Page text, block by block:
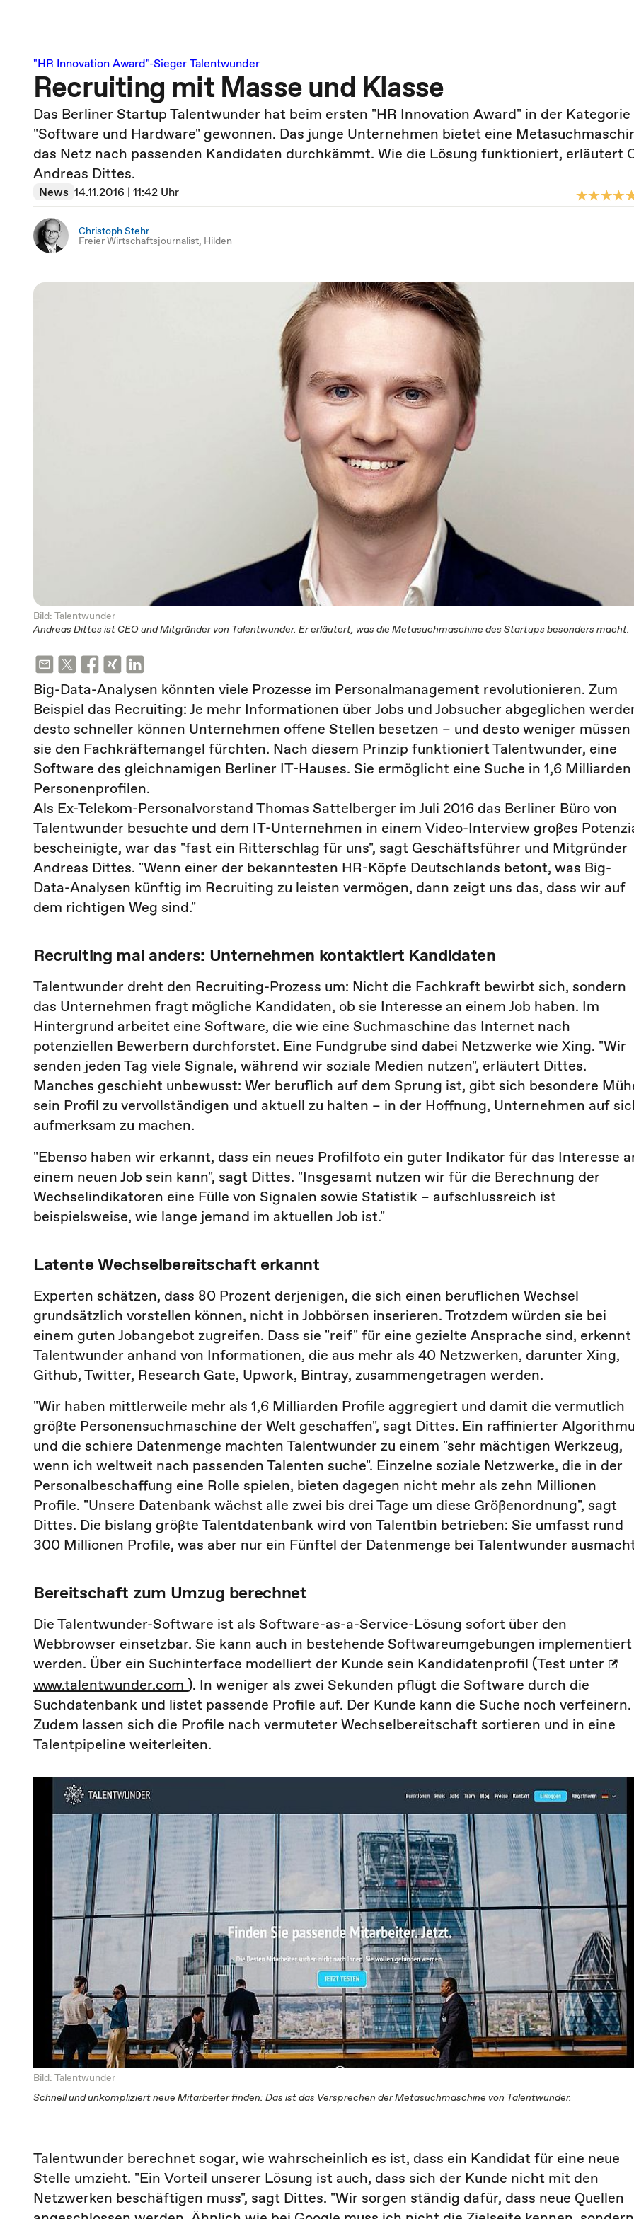
"HR Innovation Award"-Sieger Talentwunder
Recruiting mit Masse und Klasse
Das Berliner Startup Talentwunder hat beim ersten "HR Innovation Award" in der Kategorie
"Software und Hardware" gewonnen. Das junge Unternehmen bietet eine
das Netz nach passenden Kandidaten durchkämmt. Wie die Lösung funktioniert, erläutert
Andreas Dittes.
News 14.11.2016 | 11:42 Uhr
Christoph Stehr
Freier Wirtschaftsjournalist, Hilden
Bild: Talentwunder
Andreas Dittes ist CEO und Mitgründer von Talentwunder. Er erläutert, was die Metasuchmaschine des Startups besonders macht.
Big-Data-Analysen könnten viele Prozesse im Personalmanagement revolutionieren. Zum
Beispiel das Recruiting: Je mehr Informationen über Jobs und Jobsucher abgeglichen
desto schneller können Unternehmen offene Stellen besetzen – und desto weniger müssen
sie den Fachkräftemangel fürchten. Nach diesem Prinzip funktioniert Talentwunder, eine
Software des gleichnamigen Berliner IT-Hauses. Sie ermöglicht eine Suche in 1,6 Milliarden
Personenprofilen.
Als Ex-Telekom-Personalvorstand Thomas Sattelberger im Juli 2016 das Berliner Büro von
Talentwunder besuchte und dem IT-Unternehmen in einem Video-Interview großes
bescheinigte, war das "fast ein Ritterschlag für uns", sagt Geschäftsführer und Mitgründer
Andreas Dittes. "Wenn einer der bekanntesten HR-Köpfe Deutschlands betont, was Big-
Data-Analysen künftig im Recruiting zu leisten vermögen, dann zeigt uns das, dass wir auf
dem richtigen Weg sind."
Recruiting mal anders: Unternehmen kontaktiert Kandidaten
Talentwunder dreht den Recruiting-Prozess um: Nicht die Fachkraft bewirbt sich, sondern
das Unternehmen fragt mögliche Kandidaten, ob sie Interesse an einem Job haben. Im
Hintergrund arbeitet eine Software, die wie eine Suchmaschine das Internet nach
potenziellen Bewerbern durchforstet. Eine Fundgrube sind dabei Netzwerke wie Xing. "Wir
senden jeden Tag viele Signale, während wir soziale Medien nutzen", erläutert Dittes.
Manches geschieht unbewusst: Wer beruflich auf dem Sprung ist, gibt sich besondere
sein Profil zu vervollständigen und aktuell zu halten – in der Hoffnung, Unternehmen auf
aufmerksam zu machen.
"Ebenso haben wir erkannt, dass ein neues Profilfoto ein guter Indikator für das Interesse
einem neuen Job sein kann", sagt Dittes. "Insgesamt nutzen wir für die Berechnung der
Wechselindikatoren eine Fülle von Signalen sowie Statistik – aufschlussreich ist
beispielsweise, wie lange jemand im aktuellen Job ist."
Latente Wechselbereitschaft erkannt
Experten schätzen, dass 80 Prozent derjenigen, die sich einen beruflichen Wechsel
grundsätzlich vorstellen können, nicht in Jobbörsen inserieren. Trotzdem würden sie bei
einem guten Jobangebot zugreifen. Dass sie "reif" für eine gezielte Ansprache sind, erkennt
Talentwunder anhand von Informationen, die aus mehr als 40 Netzwerken, darunter Xing,
Github, Twitter, Research Gate, Upwork, Bintray, zusammengetragen werden.
"Wir haben mittlerweile mehr als 1,6 Milliarden Profile aggregiert und damit die vermutlich
größte Personensuchmaschine der Welt geschaffen", sagt Dittes. Ein raffinierter
und die schiere Datenmenge machten Talentwunder zu einem "sehr mächtigen Werkzeug,
wenn ich weltweit nach passenden Talenten suche". Einzelne soziale Netzwerke, die in der
Personalbeschaffung eine Rolle spielen, bieten dagegen nicht mehr als zehn Millionen
Profile. "Unsere Datenbank wächst alle zwei bis drei Tage um diese Größenordnung", sagt
Dittes. Die bislang größte Talentdatenbank wird von Talentbin betrieben: Sie umfasst rund
300 Millionen Profile, was aber nur ein Fünftel der Datenmenge bei Talentwunder
Bereitschaft zum Umzug berechnet
Die Talentwunder-Software ist als Software-as-a-Service-Lösung sofort über den
Webbrowser einsetzbar. Sie kann auch in bestehende Softwareumgebungen implementiert
werden. Über ein Suchinterface modelliert der Kunde sein Kandidatenprofil (Test unter
www.talentwunder.com ). In weniger als zwei Sekunden pflügt die Software durch die
Suchdatenbank und listet passende Profile auf. Der Kunde kann die Suche noch verfeinern.
Zudem lassen sich die Profile nach vermuteter Wechselbereitschaft sortieren und in eine
Talentpipeline weiterleiten.
Bild: Talentwunder
Schnell und unkompliziert neue Mitarbeiter finden: Das ist das Versprechen der Metasuchmaschine von Talentwunder.
Talentwunder berechnet sogar, wie wahrscheinlich es ist, dass ein Kandidat für eine neue
Stelle umzieht. "Ein Vorteil unserer Lösung ist auch, dass sich der Kunde nicht mit den
Netzwerken beschäftigen muss", sagt Dittes. "Wir sorgen ständig dafür, dass neue Quellen